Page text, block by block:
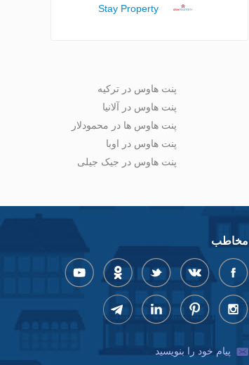
Stay Property
پنت هاوس در ترکیه
پنت هاوس در آلانیا
پنت هاوس ها در محمودلار
پنت هاوس در اوبا
پنت هاوس در جیک جیلی
مخاطب
پیام خود را بنویسید